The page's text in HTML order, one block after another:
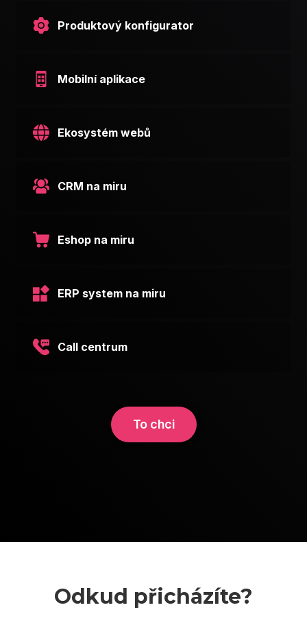
Produktový konfigurator
Mobilní aplikace
Ekosystém webů
CRM na miru
Eshop na miru
ERP system na miru
Call centrum
To chci
Odkud přicházíte?